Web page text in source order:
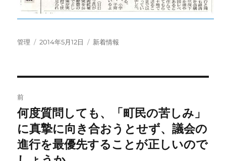
投
管理
投
2014年5月12日
カ
新着情報
稿
ナ
ビ
前
前
の
投
稿:
何度質問しても、「町民の苦しみ」
に真摯に向き合おうとせず、議会の
進行を最優先することが正しいので